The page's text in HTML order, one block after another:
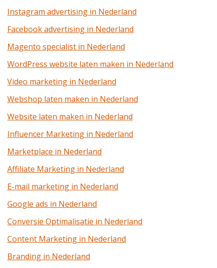
Instagram advertising in Nederland
Facebook advertising in Nederland
Magento specialist in Nederland
WordPress website laten maken in Nederland
Video marketing in Nederland
Webshop laten maken in Nederland
Website laten maken in Nederland
Influencer Marketing in Nederland
Marketplace in Nederland
Affiliate Marketing in Nederland
E-mail marketing in Nederland
Google ads in Nederland
Conversie Optimalisatie in Nederland
Content Marketing in Nederland
Branding in Nederland